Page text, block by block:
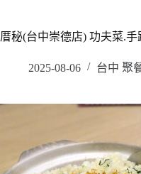
厝秘(台中崇德店) 功夫菜.
2025-08-06 台中 聚